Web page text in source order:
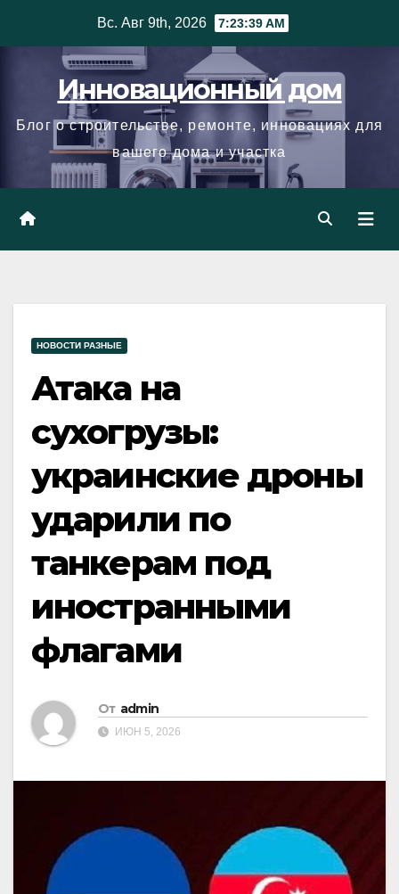
Вс. Авг 9th, 2026 7:23:40 AM
Инновационный дом
Блог о строительстве, ремонте, инновациях для
вашего дома и участка
НОВОСТИ РАЗНЫЕ
Атака на
сухогрузы:
украинские дроны
ударили по
танкерам под
иностранными
флагами
От admin
ИЮН 5, 2026